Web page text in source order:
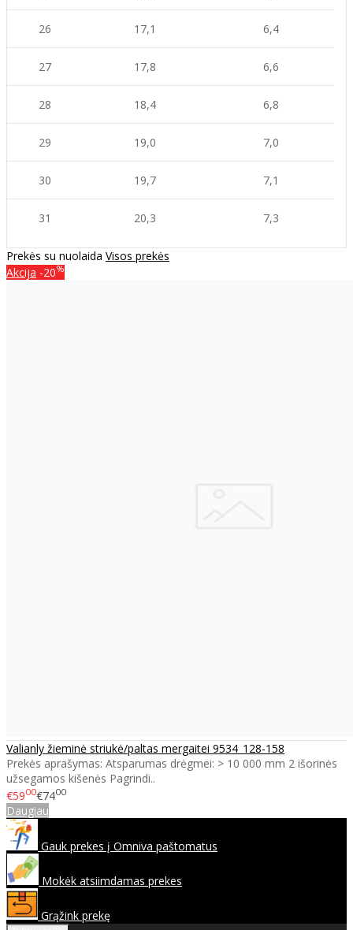
26 17,1 6,4
27 17,8 6,6
28 18,4 6,8
29 19,0 7,0
30 19,7 7,1
31 20,3 7,3
Prekės su nuolaida Visos prekės
Akcija -20%
Valianly žieminė striukė/paltas mergaitei 9534_128-158
Prekės aprašymas: Atsparumas drėgmei: > 10 000 mm 2 išorinės
užsegamos kišenės Pagrindi..
€5900€7400
Daugiau
Gauk prekes į Omniva paštomatus
Mokėk atsiimdamas prekes
Grąžink prekę